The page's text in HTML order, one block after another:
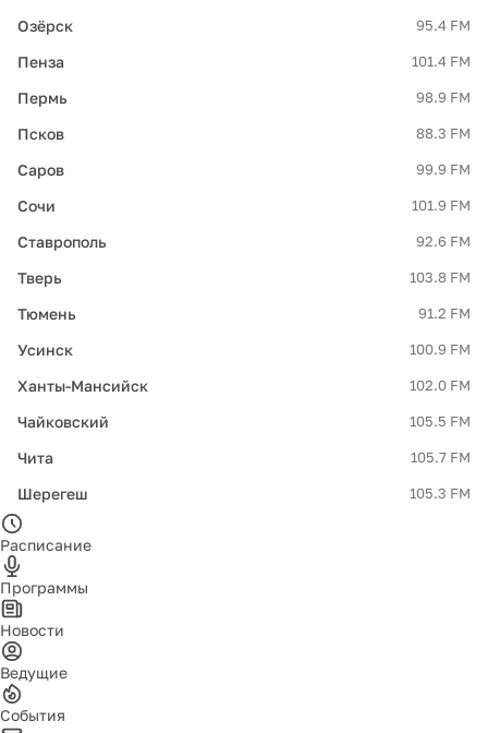
Озёрск 95.4 FM
Пенза 101.4 FM
Пермь 98.9 FM
Псков 88.3 FM
Саров 99.9 FM
Сочи 101.9 FM
Ставрополь 92.6 FM
Тверь 103.8 FM
Тюмень 91.2 FM
Усинск 100.9 FM
Ханты-Мансийск 102.0 FM
Чайковский 105.5 FM
Чита 105.7 FM
Шерегеш 105.3 FM
Расписание
Программы
Новости
Ведущие
События